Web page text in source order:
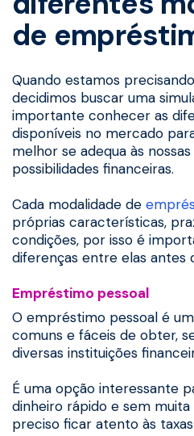
de
Quando estamos
decidimos buscar uma
importante conhecer as
disponíveis no mercado
melhor se adequa às
possibilidades financeiras.
Cada modalidade de
próprias características,
condições, por isso é
diferenças entre elas antes
Empréstimo pessoal
O empréstimo pessoal é
comuns e fáceis de obter,
diversas instituições
É uma opção interessante
dinheiro rápido e sem
preciso ficar atento às